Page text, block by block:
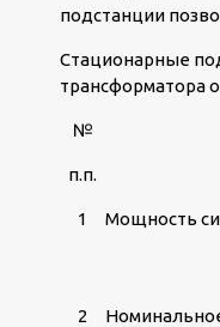
подстанции
Стационарные
трансформатора
№
п.п.
1 Мощность
2